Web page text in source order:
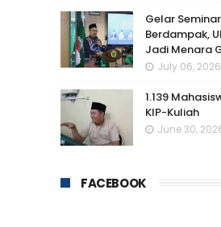
Gelar
Berdampak,
Jadi Menara
July 06, 2026
1.139
KIP-Kuliah
June 30,
FACEBOOK